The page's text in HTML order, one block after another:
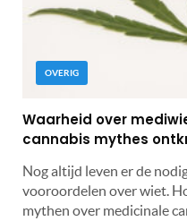
OVERIG
Waarheid over
cannabis mythes
Nog altijd leven er de
vooroordelen over wiet.
mythen over medicinale